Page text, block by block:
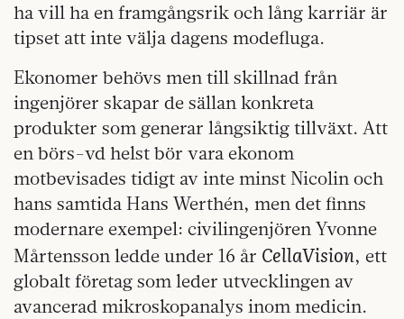
ha vill ha en framgångsrik och lång karriär är
tipset att inte välja dagens modefluga.
Ekonomer behövs men till skillnad från
ingenjörer skapar de sällan konkreta
produkter som generar långsiktig tillväxt. Att
en börs-vd helst bör vara ekonom
motbevisades tidigt av inte minst Nicolin och
hans samtida Hans Werthén, men det finns
modernare exempel: civilingenjören Yvonne
Mårtensson ledde under 16 år CellaVision, ett
globalt företag som leder utvecklingen av
avancerad mikroskopanalys inom medicin.